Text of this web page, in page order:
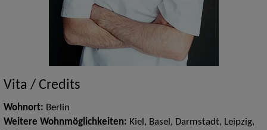
Vita / Credits
Wohnort: Berlin
Weitere Wohnmöglichkeiten: Kiel, Basel, Darmstadt, Leipzig,